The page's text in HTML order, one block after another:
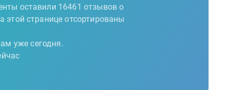
оставили 16461 отзывов о
этой странице отсортированы
уже сегодня.